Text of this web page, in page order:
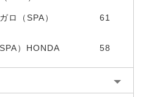
ロ（SPA）
61
）HONDA 58